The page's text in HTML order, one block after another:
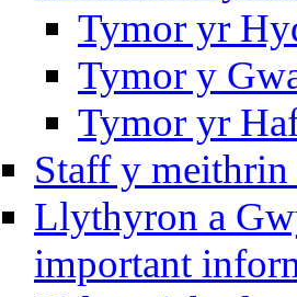
Tymor yr
Tymor y
Tymor yr
Staff y
Llythyron a
important